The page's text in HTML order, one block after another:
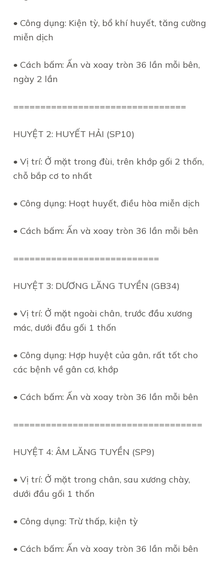
• Công dụng: Kiện tỳ, bổ khí huyết, tăng cường
miễn dịch
• Cách bấm: Ấn và xoay tròn 36 lần mỗi bên,
ngày 2 lần
================================
HUYỆT 2: HUYẾT HẢI (SP10)
• Vị trí: Ở mặt trong đùi, trên khớp gối 2 thốn,
chỗ bắp cơ to nhất
• Công dụng: Hoạt huyết, điều hòa miễn dịch
• Cách bấm: Ấn và xoay tròn 36 lần mỗi bên
===========================
HUYỆT 3: DƯƠNG LĂNG TUYỀN (GB34)
• Vị trí: Ở mặt ngoài chân, trước đầu xương
mác, dưới đầu gối 1 thốn
• Công dụng: Hợp huyệt của gân, rất tốt cho
các bệnh về gân cơ, khớp
• Cách bấm: Ấn và xoay tròn 36 lần mỗi bên
===================================
HUYỆT 4: ÂM LĂNG TUYỀN (SP9)
• Vị trí: Ở mặt trong chân, sau xương chày,
dưới đầu gối 1 thốn
• Công dụng: Trừ thấp, kiện tỳ
• Cách bấm: Ấn và xoay tròn 36 lần mỗi bên